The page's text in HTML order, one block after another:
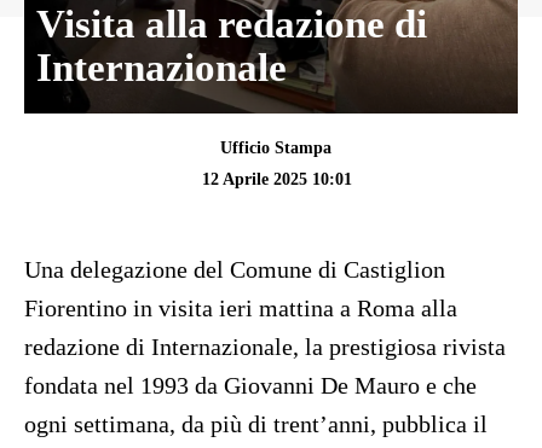
Visita alla redazione di
Internazionale
Ufficio Stampa
12 Aprile 2025 10:01
Una delegazione del Comune di Castiglion
Fiorentino in visita ieri mattina a Roma alla
redazione di Internazionale, la prestigiosa rivista
fondata nel 1993 da Giovanni De Mauro e che
ogni settimana, da più di trent’anni, pubblica il